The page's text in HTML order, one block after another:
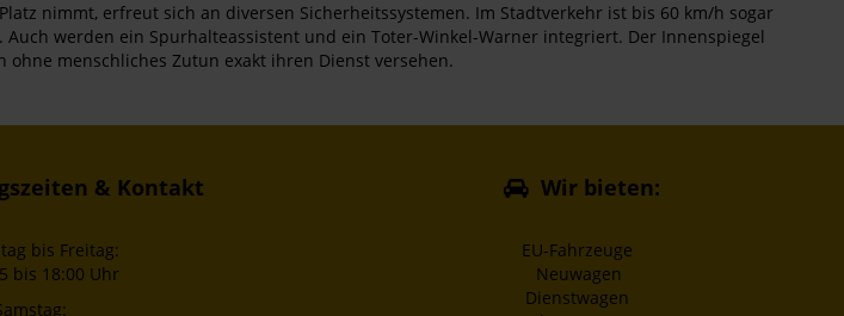
nimmt, erfreut sich an diversen Sicherheitssystemen. Im Stadtverkehr ist bis 60 km/h sogar
werden ein Spurhalteassistent und ein Toter-Winkel-Warner integriert. Der Innenspiegel
menschliches Zutun exakt ihren Dienst versehen.
& Kontakt
bis Freitag:
bis 18:00 Uhr
Wir bieten:
EU-Fahrzeuge
Neuwagen
Dienstwagen